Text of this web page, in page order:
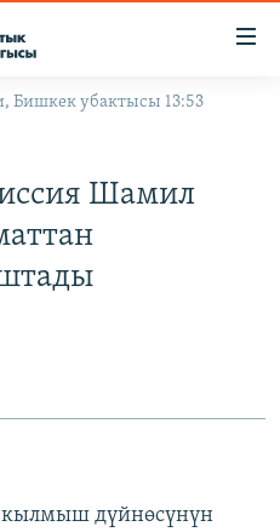
Бишкек убактысы 13:53
Шамил
дүйнөсүнүн